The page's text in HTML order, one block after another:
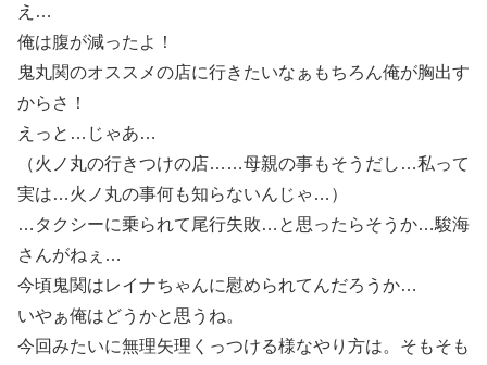
え…
俺は腹が減ったよ！
鬼丸関のオススメの店に行きたいなぁもちろん俺が胸出す
からさ！
えっと…じゃあ…
（火ノ丸の行きつけの店……母親の事もそうだし…私って
実は…火ノ丸の事何も知らないんじゃ…）
…タクシーに乗られて尾行失敗…と思ったらそうか…駿海
さんがねぇ…
今頃鬼関はレイナちゃんに慰められてんだろうか…
いやぁ俺はどうかと思うね。
今回みたいに無理矢理くっつける様なやり方は。そもそも